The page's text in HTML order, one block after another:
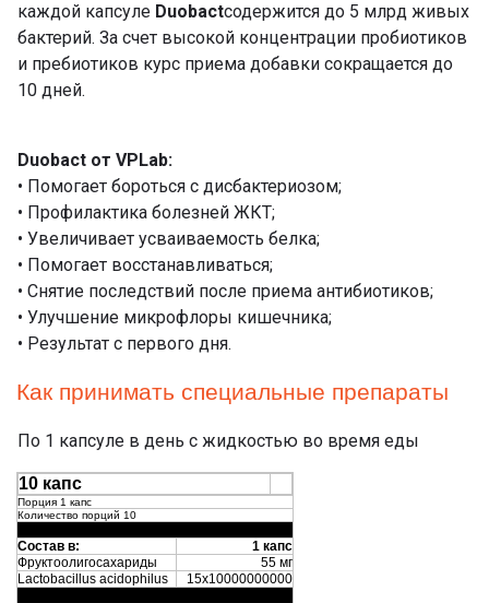
каждой капсуле Duobactсодержится до 5 млрд живых
бактерий. За счет высокой концентрации пробиотиков
и пребиотиков курс приема добавки сокращается до
10 дней.
Duobact от VPLab:
• Помогает бороться с дисбактериозом;
• Профилактика болезней ЖКТ;
• Увеличивает усваиваемость белка;
• Помогает восстанавливаться;
• Снятие последствий после приема антибиотиков;
• Улучшение микрофлоры кишечника;
• Результат с первого дня.
Как принимать специальные препараты
По 1 капсуле в день с жидкостью во время еды
10 капс
Порция 1 капс
Количество порций 10
Состав в:
1 капс
Фруктоолигосахариды
55 мг
Lactobacillus acidophilus
15х10000000000